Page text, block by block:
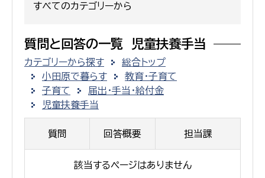
すべてのカテゴリーから
質問と回答の一覧 児童扶養手当
カテゴリーから探す
総合トップ
小田原で暮らす
教育・子育て
子育て
届出・手当・給付金
児童扶養手当
質問 回答概要 担当課
該当するページはありません